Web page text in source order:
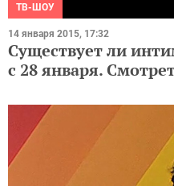
ТВ-ШОУ
14 января 2015, 17:32
Существует ли
с 28 января.